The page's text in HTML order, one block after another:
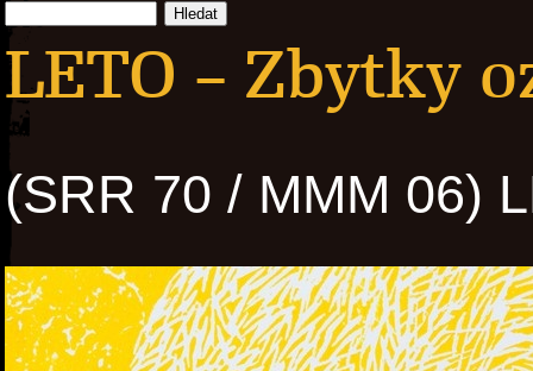
LETO – Zbytky
(SRR 70 / MMM 06)